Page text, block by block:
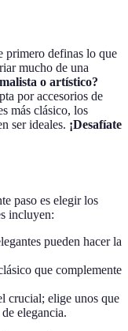
primero definas lo que
mucho de una
o artístico?
por accesorios de
más clásico, los
ser ideales. ¡Desafíate
paso es elegir los
incluyen:
pueden hacer la
que complemente
crucial; elige unos que
elegancia.